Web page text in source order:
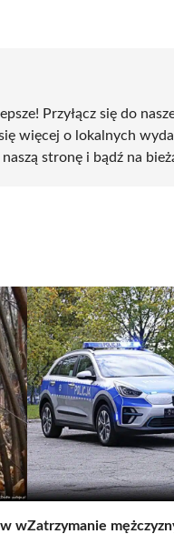
Przyłącz się do
więcej o lokalnych
stronę i bądź na
wZatrzymanie